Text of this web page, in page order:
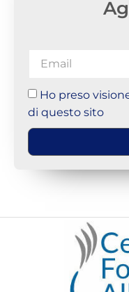
Ho preso
di questo sito